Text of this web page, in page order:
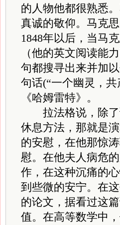
的人物他都很熟悉
真诚的敬仰。马克
1848年以后，当马
（他的英文阅读能
句都搜寻出来并加
句话(“一个幽灵，
《哈姆雷特》。
拉法格说，除了
休息方法，那就是
的安慰，在他那惊
慰。在他夫人病危
作，在这种沉痛的
到些微的安宁。在
的论文，据看过这
值。在高等数学中